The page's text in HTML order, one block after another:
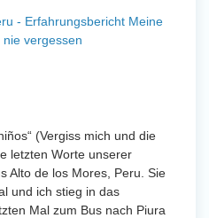
- Erfahrungsbericht Meine
vergessen
(Vergiss mich und die
letzten Worte unserer
Alto de los Mores, Peru. Sie
und ich stieg in das
Mal zum Bus nach Piura